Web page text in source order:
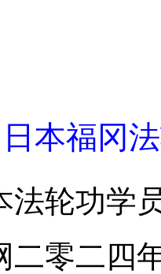
日本福冈
法轮功学
二零二四